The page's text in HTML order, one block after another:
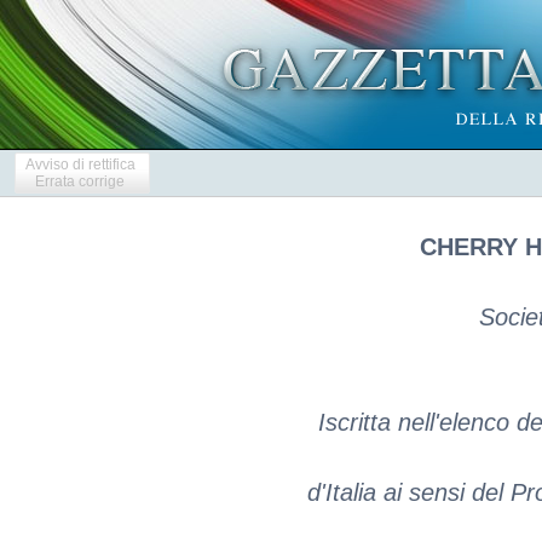
Avviso di rettifica
Errata corrige
CHERRY
Iscritta nell'elenco
d'Italia ai sensi del